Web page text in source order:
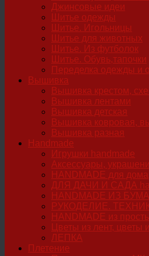
Джинсовые идеи
Шитье одежды
Шитье. Игольницы
Шитье для животных
Шитье. Из футболок
Шитье. Обувь,тапочки
Переделка одежды и
Вышивка
Вышивка крестом,
Вышивка лентами
Вышивка детская
Вышивка ковровая,
Вышивка разная
Handmade
Игрушки handmade
Аксессуары,
HANDMADE для дома
ДЛЯ ДАЧИ И САДА
HANDMADE ИЗ
РУКОДЕЛИЕ.
HANDMADE из
Цветы из лент, цветы
ЛЕПКА
Плетение